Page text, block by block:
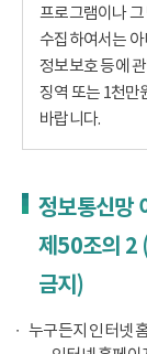
프로그램이나
수집하여서는
정보보호 등에
징역 또는 1천만
바랍니다.
정보통신망
제50조의 2
금지)
누구든지 인터넷